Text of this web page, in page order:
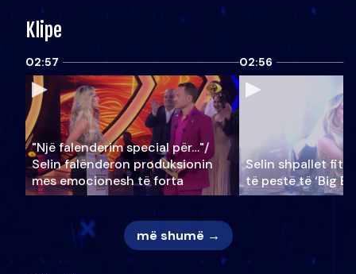
Klipe
02:57
"Një falenderim special për…"/
Selin falënderon produksionin
mes emocionesh të forta
02:56
Selin shpallet
të pestë të ‘Big
më shumë →